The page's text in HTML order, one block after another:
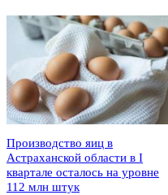
Производство яиц в
Астраханской области в I
квартале осталось на уровне
112 млн штук